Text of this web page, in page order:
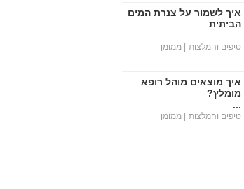
איך לשמור על צנרת המים
הביתית
טיפים והמלצות | ממומן
איך מוצאים מוהל רופא
מומלץ?
טיפים והמלצות | ממומן